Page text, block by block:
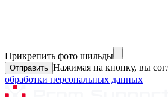
Прикрепить фото шильды
Нажимая на кнопку, вы
обработки персональных данных